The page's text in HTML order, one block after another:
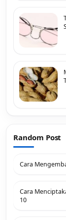
Random Post
Cara
Cara
10